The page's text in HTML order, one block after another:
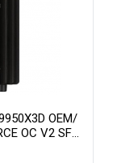
OEM/
OC V2 SFF